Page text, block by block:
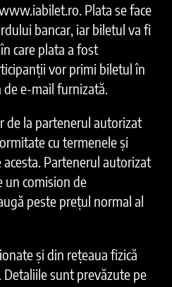
Plata se face
bancar, iar biletul va fi
care plata a fost
vor primi biletul în
e-mail furnizată.
de la partenerul autorizat
cu termenele și
Partenerul autorizat
un comision de
peste prețul normal al
și din rețeaua fizică
sunt prevăzute pe